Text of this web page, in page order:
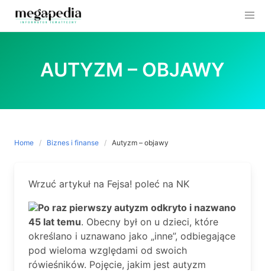
AUTYZM – OBJAWY
Home Biznes i finanse Autyzm – objawy
Wrzuć artykuł na Fejsa! poleć na NK
Po raz pierwszy autyzm odkryto i nazwano
45 lat temu. Obecny był on u dzieci, które
określano i uznawano jako „inne”, odbiegające
pod wieloma względami od swoich
rówieśników. Pojęcie, jakim jest autyzm